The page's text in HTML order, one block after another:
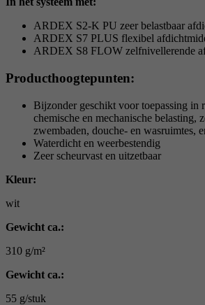
ARDEX S2-K PU zeer belastbaar
ARDEX S7 PLUS flexibel
ARDEX S8 FLOW zelfnivellerende
Producthoogtepunten:
Bijzonder geschikt voor toepassing in
chemische en mechanische belasting,
zwembaden, douche- en wasruimtes,
Waterdicht en weerbestendig
Zeer scheurvast en uitzetbaar
Kleur:
wit
Gewicht ca.:
310 g/m²
Gewicht ca.:
55 g/stuk